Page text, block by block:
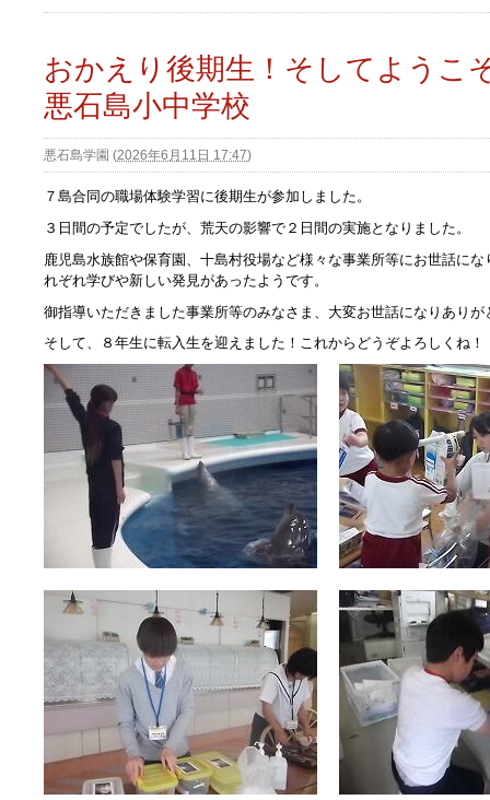
おかえり後期生！そしてようこ
悪石島小中学校
悪石島学園 (2026年6月11日 17:47)
７島合同の職場体験学習に後期生が参加しました。
３日間の予定でしたが、荒天の影響で２日間の実施となりました。
鹿児島水族館や保育園、十島村役場など様々な事業所等にお世話に
れぞれ学びや新しい発見があったようです。
御指導いただきました事業所等のみなさま、大変お世話になりありが
そして、８年生に転入生を迎えました！これからどうぞよろしくね！